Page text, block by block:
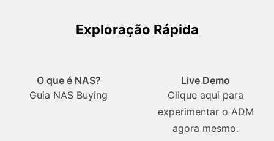
Exploração Rápida
O que é NAS?
Guia NAS Buying
Live Demo
Clique aqui para
experimentar o ADM
agora mesmo.